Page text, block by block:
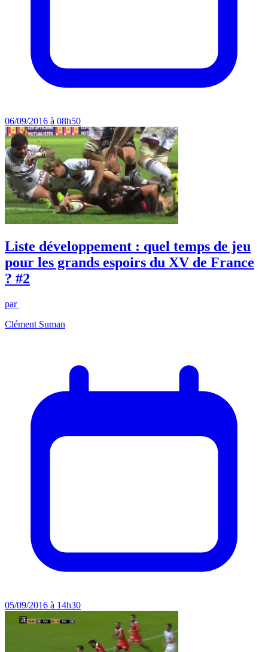
06/09/2016 à 08h50
Liste développement : quel temps de jeu
pour les grands espoirs du XV de France
? #2
par
Clément Suman
05/09/2016 à 14h30